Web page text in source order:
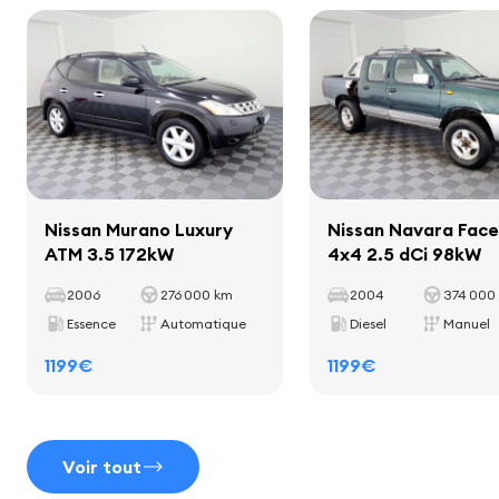
écran
système de navigation
ordinateur de bord
Intérieur
tapis
porte-gobelets
levier de vitesse en cuir
Sièges
Capacité de charge utile
397 kg
Empattement
2824 mm
Nissan Murano Luxury
ATM 3.5 172kW
2006
276 000 km
Essence
Automatique
1199€
Nissan Navara
4x4 2.5 dCi 98kW
2004
374 000
Diesel
Manuel
1199€
Voir tout